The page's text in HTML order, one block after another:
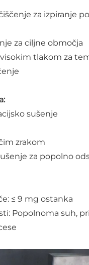
za izpiranje
za ciljne območja
tlakom za
sušenje
zrakom
za popolno
≤ 9 mg ostanka
Popolnoma suh,